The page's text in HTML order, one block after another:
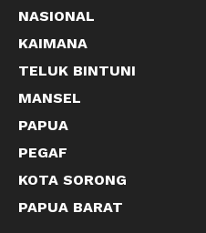
NASIONAL
KAIMANA
TELUK BINTUNI
MANSEL
PAPUA
PEGAF
KOTA SORONG
PAPUA BARAT